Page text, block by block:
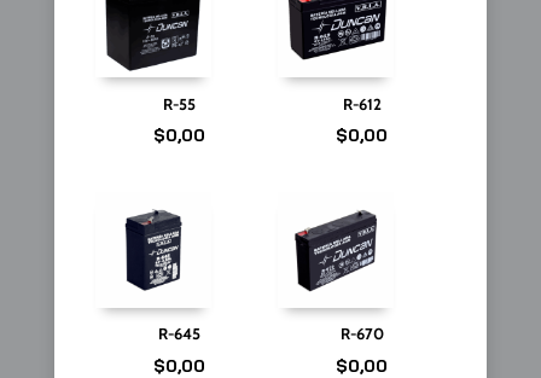
R-55
$0,00
R-612
$0,00
R-645
$0,00
R-670
$0,00